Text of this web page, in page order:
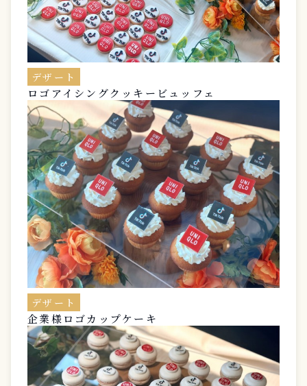
デザート
ロゴアイシングクッキービュッフェ
デザート
企業様ロゴカップケーキ